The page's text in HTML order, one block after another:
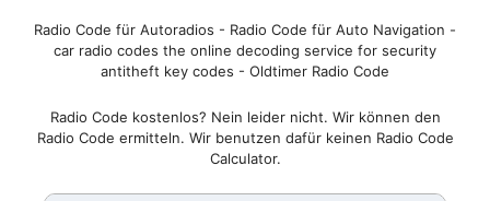
Radio Code für Autoradios - Radio Code für Auto Navigation -
car radio codes the online decoding service for security
antitheft key codes - Oldtimer Radio Code
Radio Code kostenlos? Nein leider nicht. Wir können den
Radio Code ermitteln. Wir benutzen dafür keinen Radio Code
Calculator.